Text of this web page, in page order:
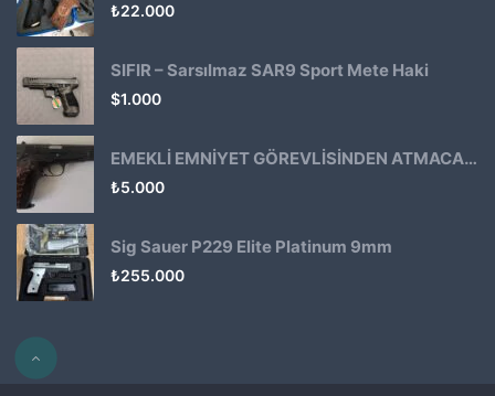
₺22.000
SIFIR – Sarsılmaz SAR9 Sport Mete Haki
$1.000
EMEKLİ EMNİYET GÖREVLİSİNDEN ATMACA 53 KLASİK14
₺5.000
Sig Sauer P229 Elite Platinum 9mm
₺255.000